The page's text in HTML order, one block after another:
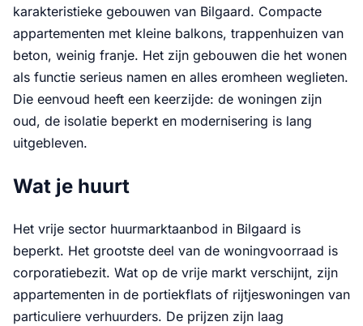
karakteristieke gebouwen van Bilgaard. Compacte
appartementen met kleine balkons, trappenhuizen van
beton, weinig franje. Het zijn gebouwen die het wonen
als functie serieus namen en alles eromheen weglieten.
Die eenvoud heeft een keerzijde: de woningen zijn
oud, de isolatie beperkt en modernisering is lang
uitgebleven.
Wat je huurt
Het vrije sector huurmarktaanbod in Bilgaard is
beperkt. Het grootste deel van de woningvoorraad is
corporatiebezit. Wat op de vrije markt verschijnt, zijn
appartementen in de portiekflats of rijtjeswoningen van
particuliere verhuurders. De prijzen zijn laag